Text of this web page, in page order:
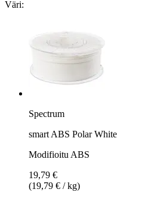
Väri:
Spectrum
smart ABS Polar White
Modifioitu ABS
19,79 €
(19,79 € / kg)